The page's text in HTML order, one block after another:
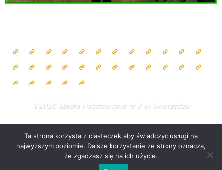
©2026 Szkoła Podstawowa nr 3 w Swarzędzu
Zasilane przezBravada& WordPress .
Ta strona korzysta z ciasteczek aby świadczyć usługi na
najwyższym poziomie. Dalsze korzystanie ze strony oznacza,
że zgadzasz się na ich użycie.